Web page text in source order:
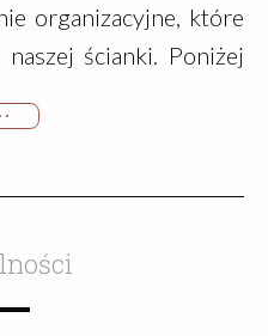
organizacyjne, które
ścianki. Poniżej
- odkręcamy beczkę
•